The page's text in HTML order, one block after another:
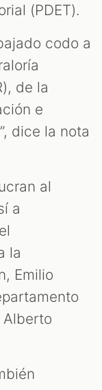
(PDET).
codo a
de la
e
dice la nota
al
a
la
Emilio
Alberto